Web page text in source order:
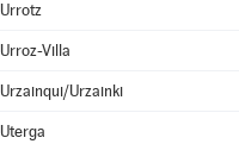
Urrotz
Urroz-Villa
Urzainqui/Urzainki
Uterga